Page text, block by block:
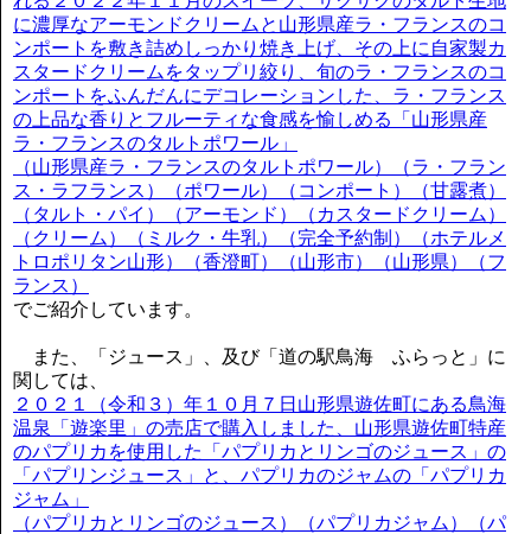
に濃厚なアーモンドクリームと山形県産ラ・フランスのコ
ンポートを敷き詰めしっかり焼き上げ、その上に自家製カ
スタードクリームをタップリ絞り、旬のラ・フランスのコ
ンポートをふんだんにデコレーションした、ラ・フランス
の上品な香りとフルーティな食感を愉しめる「山形県産
ラ・フランスのタルトポワール」
（山形県産ラ・フランスのタルトポワール）（ラ・フラン
ス・ラフランス）（ポワール）（コンポート）（甘露煮）
（タルト・パイ）（アーモンド）（カスタードクリーム）
（クリーム）（ミルク・牛乳）（完全予約制）（ホテルメ
トロポリタン山形）（香澄町）（山形市）（山形県）（フ
ランス）
でご紹介しています。
また、「ジュース」、及び「道の駅鳥海 ふらっと」に
関しては、
２０２１（令和３）年１０月７日山形県遊佐町にある鳥海
温泉「遊楽里」の売店で購入しました、山形県遊佐町特産
のパプリカを使用した「パプリカとリンゴのジュース」の
「パプリンジュース」と、パプリカのジャムの「パプリカ
ジャム」
（パプリカとリンゴのジュース）（パプリカジャム）（パ